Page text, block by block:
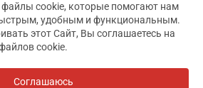
911.ЮА» Код ЄДРПОУ 43631965.
от ответственности
АПТЕКА911.ЮА
cookie, которые помогают нам
удобным и функциональным.
этот Сайт, Вы соглашаетесь на
cookie.
Соглашаюсь
✕